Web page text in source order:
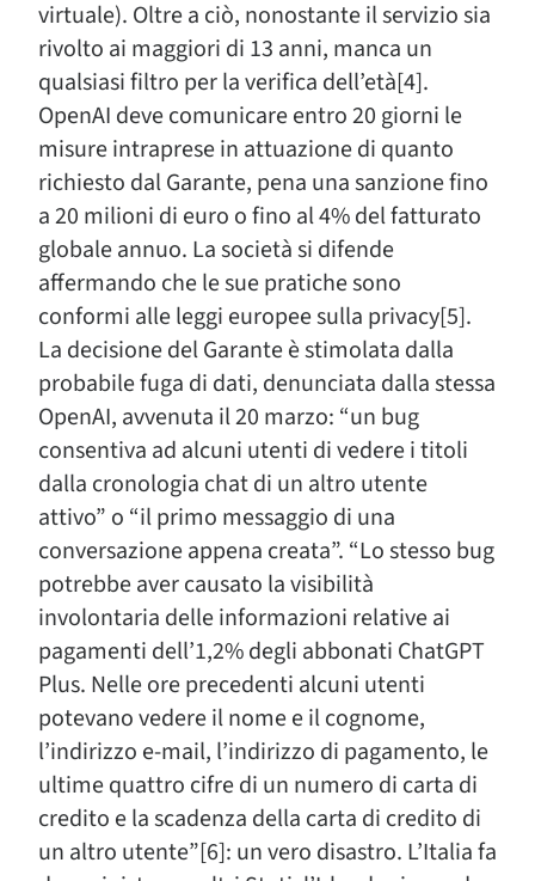
virtuale). Oltre a ciò, nonostante il servizio sia
rivolto ai maggiori di 13 anni, manca un
qualsiasi filtro per la verifica dell’età[4].
OpenAI deve comunicare entro 20 giorni le
misure intraprese in attuazione di quanto
richiesto dal Garante, pena una sanzione fino
a 20 milioni di euro o fino al 4% del fatturato
globale annuo. La società si difende
affermando che le sue pratiche sono
conformi alle leggi europee sulla privacy[5].
La decisione del Garante è stimolata dalla
probabile fuga di dati, denunciata dalla stessa
OpenAI, avvenuta il 20 marzo: “un bug
consentiva ad alcuni utenti di vedere i titoli
dalla cronologia chat di un altro utente
attivo” o “il primo messaggio di una
conversazione appena creata”. “Lo stesso bug
potrebbe aver causato la visibilità
involontaria delle informazioni relative ai
pagamenti dell’1,2% degli abbonati ChatGPT
Plus. Nelle ore precedenti alcuni utenti
potevano vedere il nome e il cognome,
l’indirizzo e-mail, l’indirizzo di pagamento, le
ultime quattro cifre di un numero di carta di
credito e la scadenza della carta di credito di
un altro utente”[6]: un vero disastro. L’Italia fa